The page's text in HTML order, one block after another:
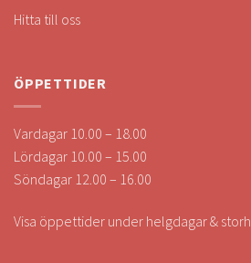
Hitta till oss
ÖPPETTIDER
Vardagar 10.00 – 18.00
Lördagar 10.00 – 15.00
Söndagar 12.00 – 16.00
Visa öppettider under helgdagar &